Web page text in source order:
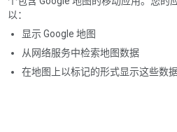
以：
显示 Google 地图
从网络服务中检索地图数据
在地图上以标记的形式显示这些数